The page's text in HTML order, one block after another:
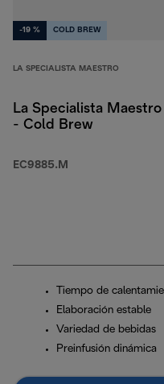
-19 % COLD BREW
LA SPECIALISTA MAESTRO
La Specialista Maestro
- Cold Brew
EC9885.M
Tiempo de
Elaboración estable
Variedad de bebidas
Preinfusión dinámica